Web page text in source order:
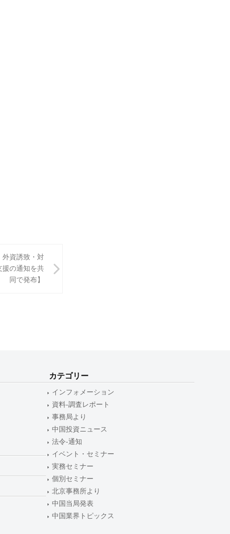
外資誘致・対
援の通知を共
同で発布】
カテゴリー
インフォメーション
資料-調査レポート
事務局より
中国投資ニュース
法令-通知
イベント・セミナー
実務セミナー
個別セミナー
北京事務所より
中国当局発表
中国業界トピックス